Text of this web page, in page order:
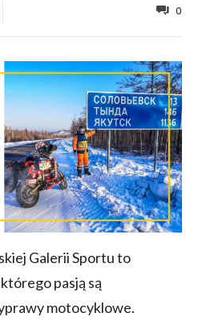
0
Galerii Sportu to
pasją są
motocyklowe.